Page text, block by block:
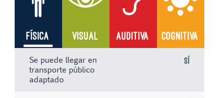
FÍSICA VISUAL AUDITIVA COGNITIVA
Se puede llegar en
transporte público
adaptado
Sí